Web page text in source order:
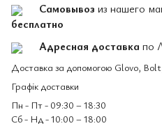
Самовывоз из нашего
бесплатно
Адресная доставка по
Доставка за допомогою Glovo,
Графік доставки
Пн - Пт - 09:30 – 18:30
Сб - Нд - 10:00 – 18:00